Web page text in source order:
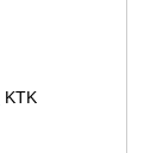
KTK